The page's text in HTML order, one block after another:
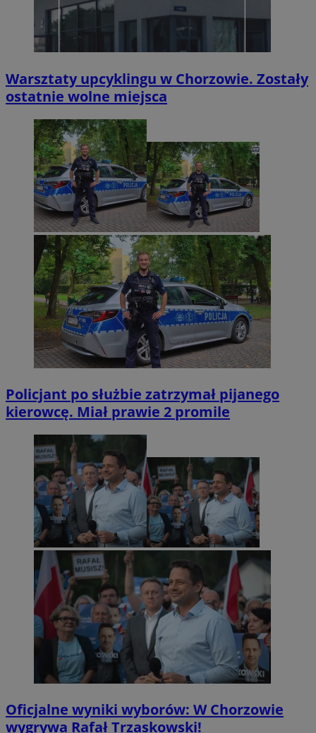
Warsztaty upcyklingu w Chorzowie. Zostały
ostatnie wolne miejsca
Policjant po służbie zatrzymał pijanego
kierowcę. Miał prawie 2 promile
Oficjalne wyniki wyborów: W Chorzowie
wygrywa Rafał Trzaskowski!